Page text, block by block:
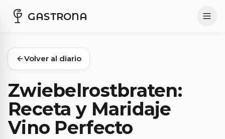
GASTRONA
Volver al diario
Zwiebelrostbraten:
Receta y Maridaje
Vino Perfecto